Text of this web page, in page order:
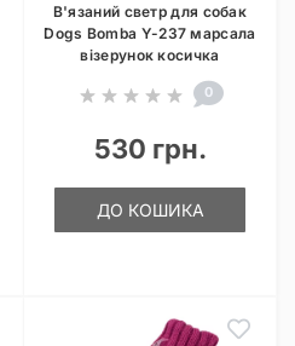
В'язаний светр для собак
Dogs Bomba Y-237 марсала
візерунок косичка
0
530 грн.
ДО КОШИКА